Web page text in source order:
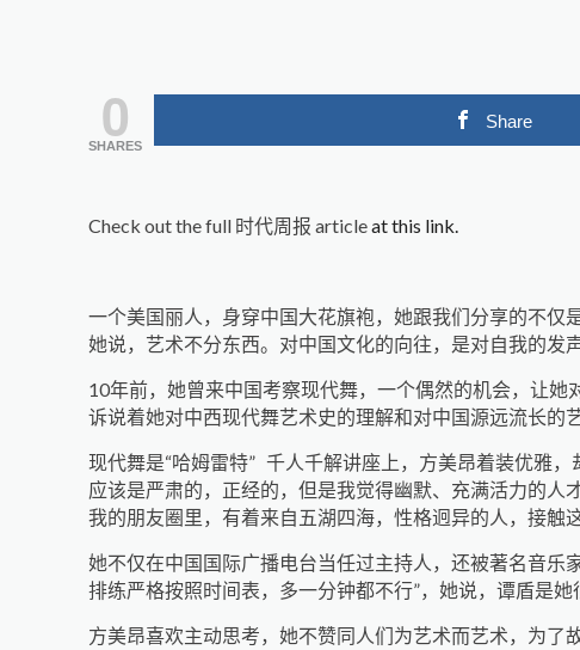
0
SHARES
Share
Check out the full 时代周报 articleat this link.
一个美国丽人，身穿中国大花旗袍，她跟我们分享的不仅
她说，艺术不分东西。对中国文化的向往，是对自我的发
10年前，她曾来中国考察现代舞，一个偶然的机会，让
诉说着她对中西现代舞艺术史的理解和对中国源远流长的
现代舞是“哈姆雷特” 千人千解讲座上，方美昂着装优雅
应该是严肃的，正经的，但是我觉得幽默、充满活力的人
我的朋友圈里，有着来自五湖四海，性格迥异的人，接触
她不仅在中国国际广播电台当任过主持人，还被著名音乐
排练严格按照时间表，多一分钟都不行”，她说，谭盾是
方美昂喜欢主动思考，她不赞同人们为艺术而艺术，为